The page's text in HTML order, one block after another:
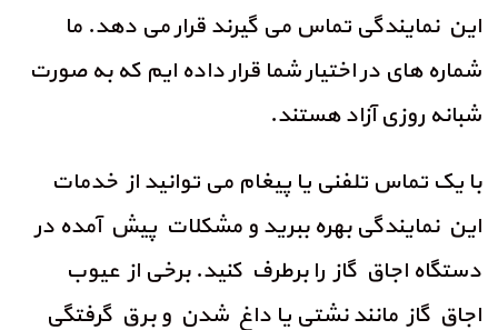
این نمایندگی تماس می گیرند قرار می دهد. ما
شماره های در اختیار شما قرار داده ایم که به صورت
شبانه روزی آزاد هستند.
با یک تماس تلفنی یا پیغام می توانید از خدمات
این نمایندگی بهره ببرید و مشکلات پیش آمده در
دستگاه اجاق گاز را برطرف کنید. برخی از عیوب
اجاق گاز مانند نشتی یا داغ شدن و برق گرفتگی